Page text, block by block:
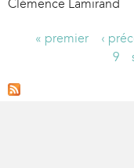
Clémence Lamirand
a
« premier ‹
9